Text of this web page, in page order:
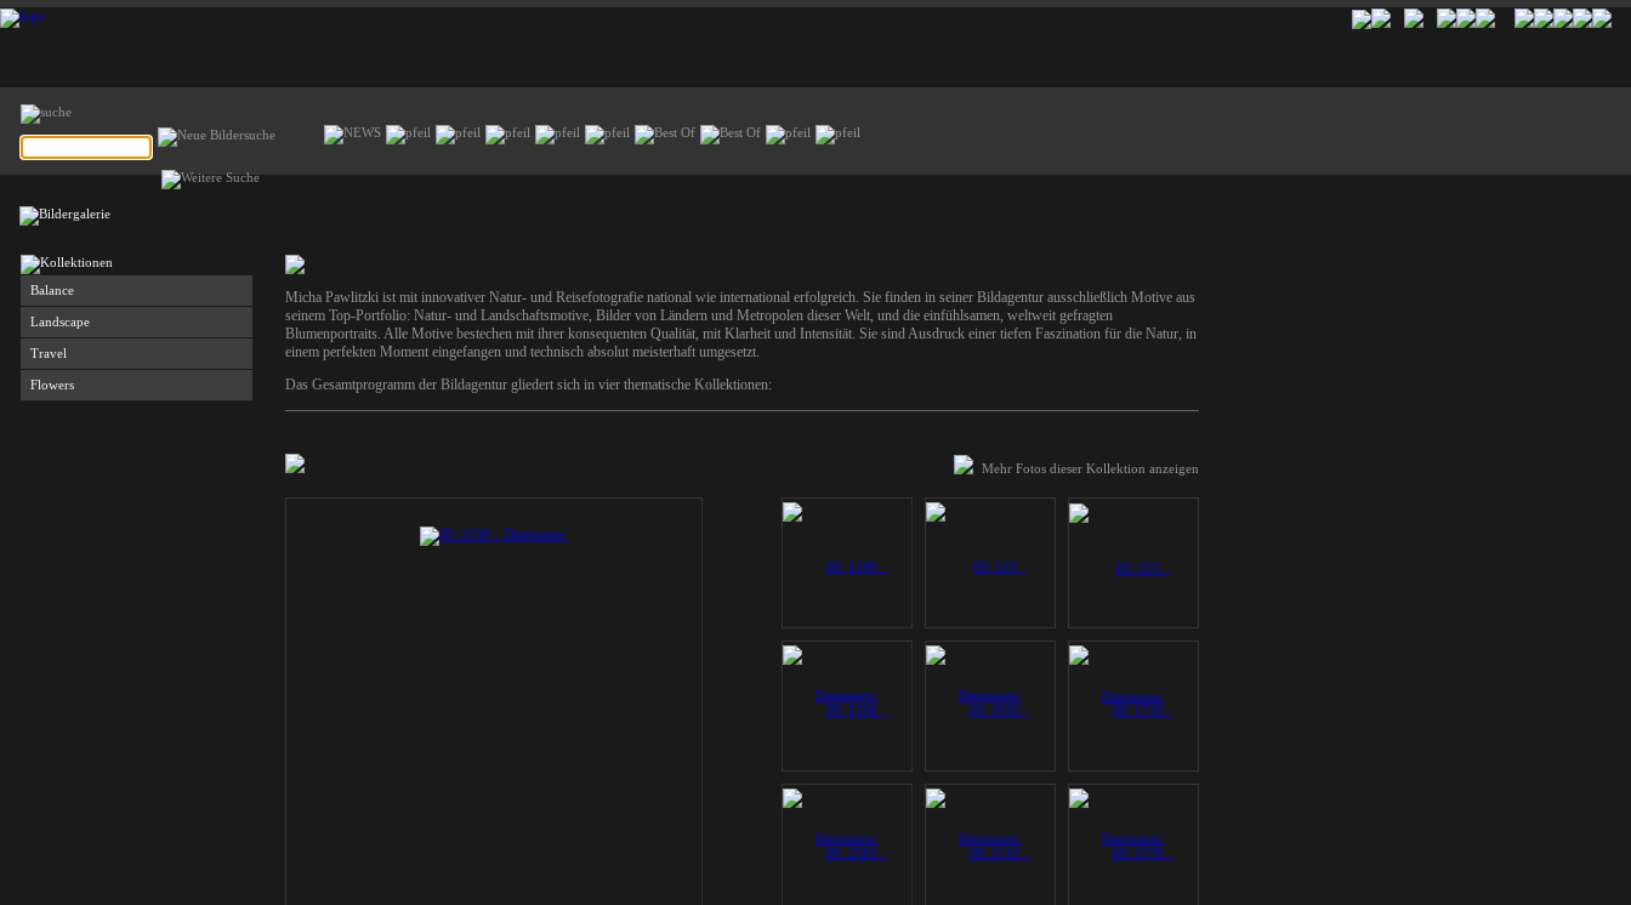
Balance
Landscape
Travel
Flowers
Micha Pawlitzki ist mit innovativer Natur- und Reisefotografie national wie international erfolgreich. Sie finden in seiner Bildagentur ausschließlich Motive aus
seinem Top-Portfolio: Natur- und Landschaftsmotive, Bilder von Ländern und Metropolen dieser Welt, und die einfühlsamen, weltweit gefragten
Blumenportraits. Alle Motive bestechen mit ihrer konsequenten Qualität, mit Klarheit und Intensität. Sie sind Ausdruck einer tiefen Faszination für die Natur, in
einem perfekten Moment eingefangen und technisch absolut meisterhaft umgesetzt.
Das Gesamtprogramm der Bildagentur gliedert sich in vier thematische Kollektionen:
Mehr Fotos dieser Kollektion anzeigen